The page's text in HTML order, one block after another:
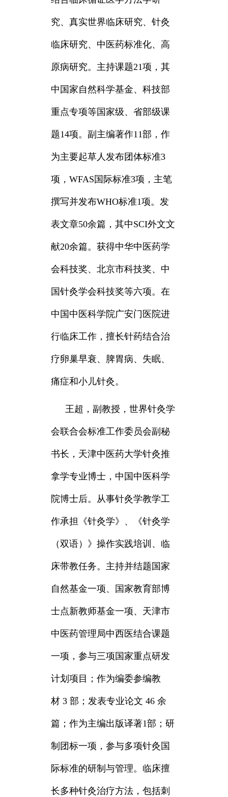
究、真实世界临床研究、针灸
临床研究、中医药标准化、高
原病研究。主持课题21项，其
中国家自然科学基金、科技部
重点专项等国家级、省部级课
题14项。副主编著作11部，作
为主要起草人发布团体标准3
项，WFAS国际标准3项，主笔
撰写并发布WHO标准1项。发
表文章50余篇，其中SCI外文文
献20余篇。获得中华中医药学
会科技奖、北京市科技奖、中
国针灸学会科技奖等六项。在
中国中医科学院广安门医院进
行临床工作，擅长针药结合治
疗卵巢早衰、脾胃病、失眠、
痛症和小儿针灸。
王超， 副教授，世界针灸学
会联合会标准工作委员会副秘
书长，天津中医药大学针灸推
拿学专业博士，中国中医科学
院博士后。从事针灸学教学工
作承担《针灸学》、《针灸学
（双语）》操作实践培训、临
床带教任务。主持并结题国家
自然基金一项、国家教育部博
士点新教师基金一项、天津市
中医药管理局中西医结合课题
一项，参与三项国家重点研发
计划项目；作为编委参编教
材 3 部；发表专业论文 46 余
篇；作为主编出版译著1部；研
制团标一项，参与多项针灸国
际标准的研制与管理。临床擅
长多种针灸治疗方法，包括刺